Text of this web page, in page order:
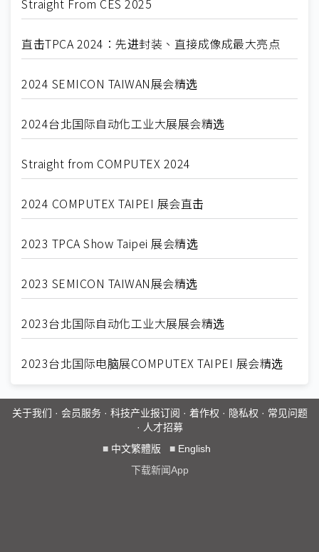
Straight From CES 2025
直击TPCA 2024：先进封装、直接成像成最大亮点
2024 SEMICON TAIWAN展会精选
2024台北国际自动化工业大展展会精选
Straight from COMPUTEX 2024
2024 COMPUTEX TAIPEI 展会直击
2023 TPCA Show Taipei 展会精选
2023 SEMICON TAIWAN展会精选
2023台北国际自动化工业大展展会精选
2023台北国际电脑展COMPUTEX TAIPEI 展会精选
关于我们 · 会员服务· 科技产业报订阅 · 着作权 · 隐私权 · 常见问题
· 人才招募
■ 中文繁體版 ■ English
下载新闻App